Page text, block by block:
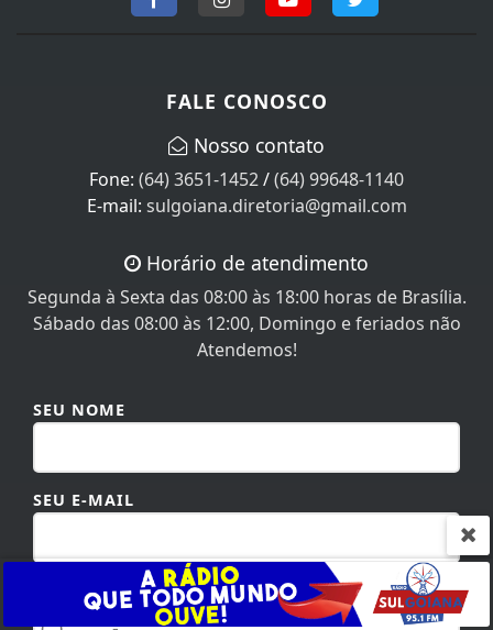
FALE CONOSCO
Nosso contato
Fone: (64) 3651-1452/(64) 99648-1140
E-mail: sulgoiana.diretoria@gmail.com
Horário de atendimento
Segunda à Sexta das 08:00 às 18:00 horas de Brasília.
Sábado das 08:00 às 12:00, Domingo e feriados não
Atendemos!
SEU NOME
SEU E-MAIL
SEU TELEFONE
Termos de Uso e Privacidade
de Uso e Privacidade.
CLICANDO AQUI
PROSSEGUIR